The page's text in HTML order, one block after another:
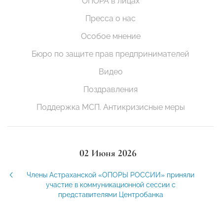
Пресса о нас
Особое мнение
Бюро по защите прав предпринимателей
Видео
Поздравления
Поддержка МСП. Антикризисные меры
02 Июня 2026
Члены Астраханской «ОПОРЫ РОССИИ» приняли
участие в коммуникационной сессии с
представителями Центробанка